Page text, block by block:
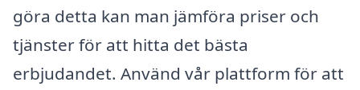
göra detta kan man jämföra priser och
tjänster för att hitta det bästa
erbjudandet. Använd vår plattform för att